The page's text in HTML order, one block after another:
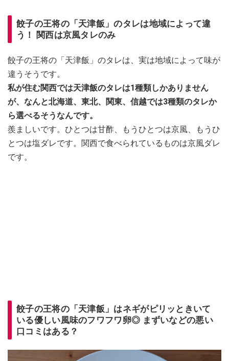
餃子の王将の「天津飯」のタレは地域によって違
う！ 関西は京風タレのみ
餃子の王将の「天津飯」のタレは、実は地域によって味が
違うそうです。
私が住む関西では天津飯のタレは1種類しかありません
が、なんと北海道、東北、関東、信越では3種類のタレか
ら選べるそうなんです。
羨ましいです。ひとつは甘酢、もうひとつは京風、もうひ
とつは塩ダレです。関西で食べられているものは京風ダレ
です。
餃子の王将の「天津飯」はネギがピリッときいて
いる優しい風味のフワフワ卵◎ まずいなどの悪い
口コミはある？